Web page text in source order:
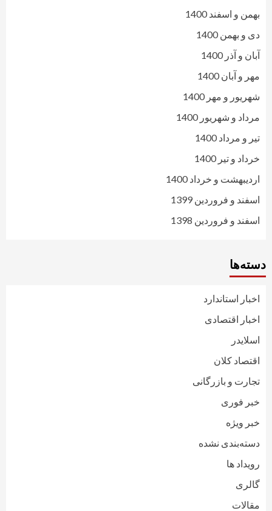
بهمن و اسفند 1400
دی و بهمن 1400
آبان و آذر 1400
مهر و آبان 1400
شهریور و مهر 1400
مرداد و شهریور 1400
تیر و مرداد 1400
خرداد و تیر 1400
اردیبهشت و خرداد 1400
اسفند و فروردین 1399
اسفند و فروردین 1398
دسته‌ها
اخبار استاندارد
اخبار اقتصادی
اسلایدر
اقتصاد کلان
تجارت و بازرگانی
خبر فوری
خبر ویژه
دسته‌بندی نشده
رویداد ها
گالری
مقالات